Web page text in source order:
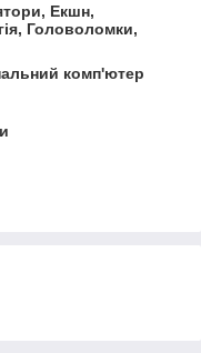
Екшн,
Головоломки,
комп'ютер